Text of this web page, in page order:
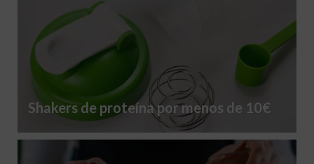
Shakers de proteína por menos de 10€